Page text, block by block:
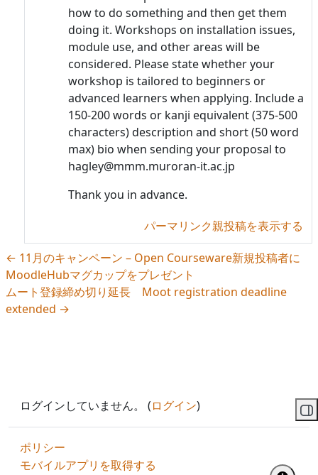
how to do something and then get them
doing it. Workshops on installation issues,
module use, and other areas will be
considered. Please state whether your
workshop is tailored to beginners or
advanced learners when applying. Include a
150-200 words or kanji equivalent (375-500
characters) description and short (50 word
max) bio when sending your proposal to
hagley@mmm.muroran-it.ac.jp
Thank you in advance.
パーマリンク親投稿を表示する
← 11月のキャンペーン – Open Courseware新規投稿者に
MoodleHubマグカップをプレゼント
ムート登録締め切り延長 Moot registration deadline
extended →
ログインしていません。 (ログイン)
ポリシー
モバイルアプリを取得する